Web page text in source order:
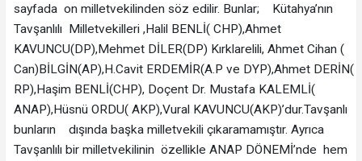
sayfada on milletvekilinden söz edilir. Bunlar; Kütahya’nın
Tavşanlılı Milletvekilleri ,Halil BENLİ( CHP),Ahmet
KAVUNCU(DP),Mehmet DİLER(DP) Kırklarelili, Ahmet Cihan (
Can)BİLGİN(AP),H.Cavit ERDEMİR(A.P ve DYP),Ahmet DERİN(
RP),Haşim BENLİ(CHP), Doçent Dr. Mustafa KALEMLİ(
ANAP),Hüsnü ORDU( AKP),Vural KAVUNCU(AKP)’dur.Tavşanlı
bunların dışında başka milletvekili çıkaramamıştır. Ayrıca
Tavşanlılı bir milletvekilinin özellikle ANAP DÖNEMİ’nde hem